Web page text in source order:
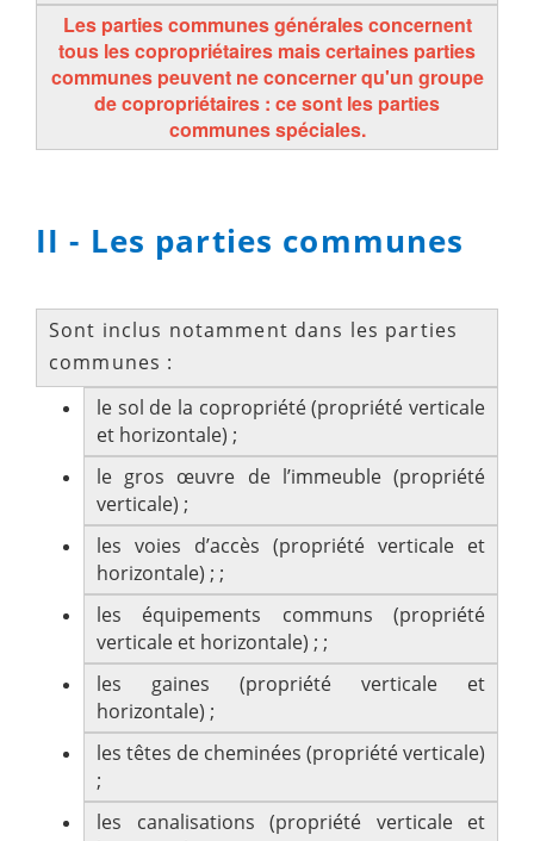
Les parties communes générales concernent
tous les copropriétaires mais certaines parties
communes peuvent ne concerner qu'un groupe
de copropriétaires : ce sont les parties
communes spéciales.
II - Les parties communes
Sont inclus notamment dans les parties
communes :
le sol de la copropriété (propriété verticale
et horizontale) ;
le gros œuvre de l’immeuble (propriété
verticale) ;
les voies d’accès (propriété verticale et
horizontale) ; ;
les équipements communs (propriété
verticale et horizontale) ; ;
les gaines (propriété verticale et
horizontale) ;
les têtes de cheminées (propriété verticale)
;
les canalisations (propriété verticale et